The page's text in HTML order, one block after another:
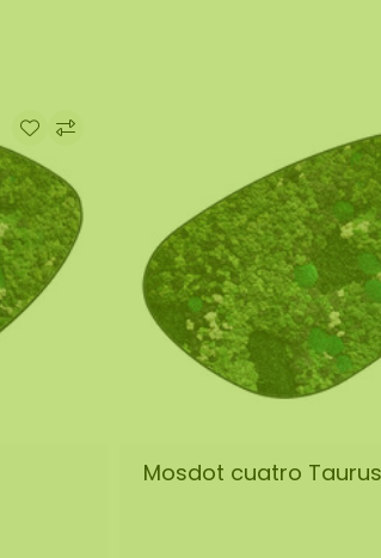
Mosdot cuatro Taurus